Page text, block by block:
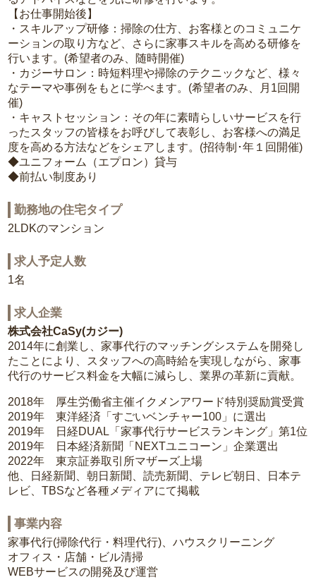
【お仕事開始後】
・スキルアップ研修：掃除の仕方、お客様とのコミュニケ
ーションの取り方など、さらに家事スキルを高める研修を
行います。(希望者のみ、随時開催)
・カジーサロン：時短料理や掃除のテクニックなど、様々
なテーマや事例をもとに学べます。(希望者のみ、月1回開
催)
・キャストセッション：その年に素晴らしいサービスを行
ったスタッフの皆様をお呼びして表彰し、お客様への満足
度を高める方法などをシェアします。(招待制･年１回開催)
◆ユニフォーム（エプロン）貸与
◆前払い制度あり
勤務地の住宅タイプ
2LDKのマンション
求人予定人数
1名
求人企業
株式会社CaSy(カジー)
2014年に創業し、家事代行のマッチングシステムを開発し
たことにより、スタッフへの高時給を実現しながら、家事
代行のサービス料金を大幅に減らし、業界の革新に貢献。
2018年 厚生労働省主催イクメンアワード特別奨励賞受賞
2019年 東洋経済「すごいベンチャー100」に選出
2019年 日経DUAL「家事代行サービスランキング」第1位
2019年 日本経済新聞「NEXTユニコーン」企業選出
2022年 東京証券取引所マザーズ上場
他、日経新聞、朝日新聞、読売新聞、テレビ朝日、日本テ
レビ、TBSなど各種メディアにて掲載
事業内容
家事代行(掃除代行・料理代行)、ハウスクリーニング
オフィス・店舗・ビル清掃
WEBサービスの開発及び運営